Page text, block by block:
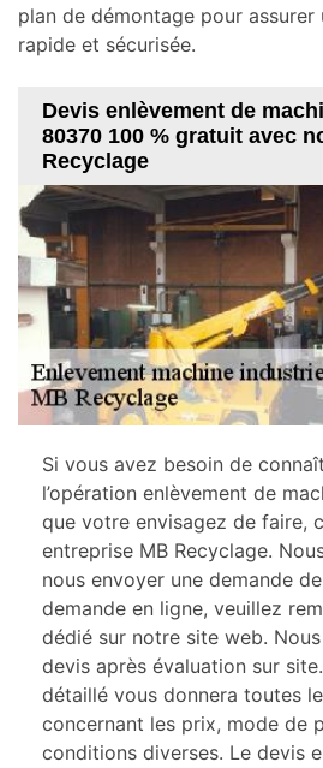
plan de démontage pour assurer
rapide et sécurisée.
Devis enlèvement de
80370 100 % gratuit avec
Recyclage
Si vous avez besoin de
l’opération enlèvement de
que votre envisagez de faire,
entreprise MB Recyclage.
nous envoyer une demande
demande en ligne, veuillez
dédié sur notre site web.
devis après évaluation sur
détaillé vous donnera toutes
concernant les prix, mode de
conditions diverses. Le devis